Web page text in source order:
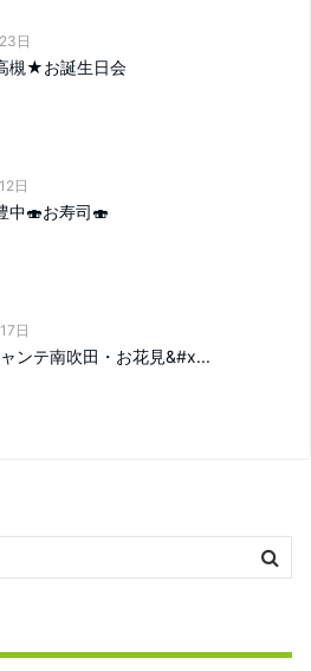
日
槻★お誕生日会
日
中🍣お寿司🍣
日
ンテ南吹田・お花見&#x...